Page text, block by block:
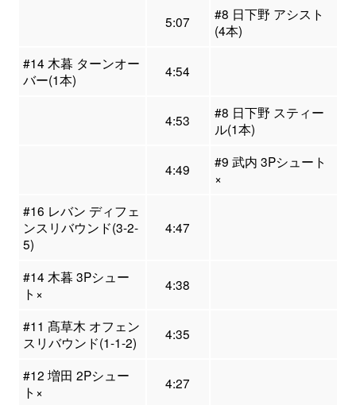
5:07
#8 日下野 アシスト
(4本)
#14 木暮 ターンオー
バー(1本)
4:54
4:53
#8 日下野 スティー
ル(1本)
4:49
#9 武内 3Pシュート
×
#16 レバン ディフェ
ンスリバウンド(3-2-
5)
4:47
#14 木暮 3Pシュー
ト×
4:38
#11 髙草木 オフェン
スリバウンド(1-1-2)
4:35
#12 増田 2Pシュー
ト×
4:27